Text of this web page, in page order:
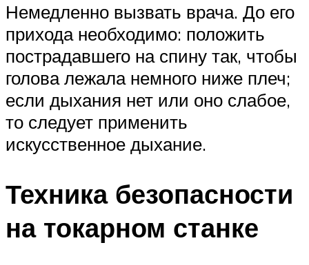
Немедленно вызвать врача. До его
прихода необходимо: положить
пострадавшего на спину так, чтобы
голова лежала немного ниже плеч;
если дыхания нет или оно слабое,
то следует применить
искусственное дыхание.
Техника безопасности
на токарном станке